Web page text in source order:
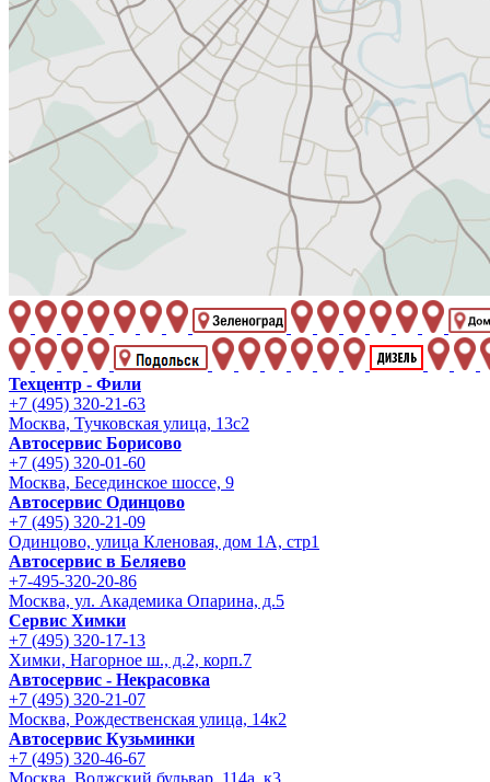
Техцентр - Фили
+7 (495) 320-21-63
Москва, Тучковская улица, 13с2
Автосервис Борисово
+7 (495) 320-01-60
Москва, Бесединское шоссе, 9
Автосервис Одинцово
+7 (495) 320-21-09
Одинцово, улица Кленовая, дом 1А, стр1
Автосервис в Беляево
+7-495-320-20-86
Москва, ул. Академика Опарина, д.5
Сервис Химки
+7 (495) 320-17-13
Химки, Нагорное ш., д.2, корп.7
Автосервис - Некрасовка
+7 (495) 320-21-07
Москва, Рождественская улица, 14к2
Автосервис Кузьминки
+7 (495) 320-46-67